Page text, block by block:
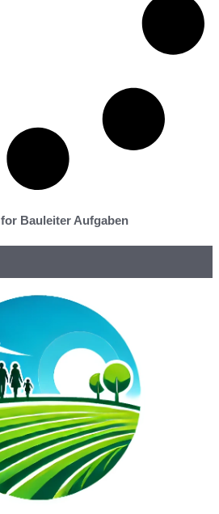
Bauleiter Aufgaben